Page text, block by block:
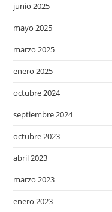
junio 2025
mayo 2025
marzo 2025
enero 2025
octubre 2024
septiembre 2024
octubre 2023
abril 2023
marzo 2023
enero 2023